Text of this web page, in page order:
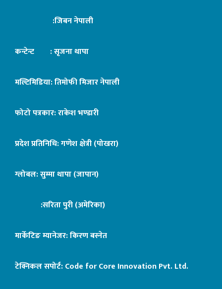
:जिबन नेपाली
कन्टेन्ट : सृजना थापा
मल्टिमिडिया: तिमोफी मिजार नेपाली
फोटो पत्रकार: राकेश भण्डारी
प्रदेश प्रतिनिधि: गणेश क्षेत्री (पोखरा)
ग्लोबल: सुम्मा थापा (जापान)
:सरिता पुरी (अमेरिका)
मार्केटिङ म्यानेजर: किरण बस्नेत
टेक्निकल सपोर्ट:Code for Core Innovation Pvt. Ltd.